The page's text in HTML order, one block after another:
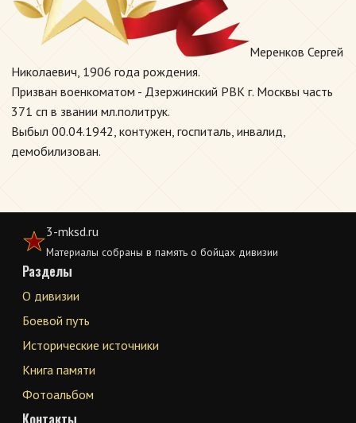
Меренков Сергей
Николаевич, 1906 года рождения.
Призван военкоматом - Дзержинский РВК г. Москвы часть
371 сп в звании мл.политрук.
Выбыл 00.04.1942, контужен, госпиталь, инвалид,
демобилизован.
3-mksd.ru
Материалы собраны в память о бойцах дивизии
Разделы
О дивизии
Боевой путь
Исторические источники
Книга памяти
Фотоальбом
Контакты